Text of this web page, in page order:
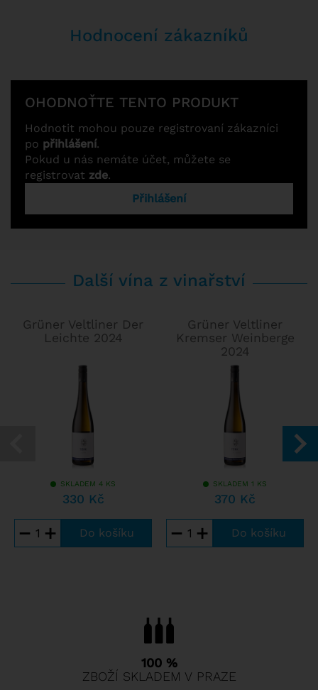
Hodnocení zákazníků
OHODNOŤTE TENTO PRODUKT
Hodnotit mohou pouze registrovaní zákazníci
po přihlášení.
Pokud u nás nemáte účet, můžete se
registrovat zde.
Přihlášení
Další vína z vinařství
Grüner Veltliner Der
Leichte 2024
SKLADEM 4 KS
330 Kč
− +
Grüner Veltliner
Kremser Weinberge
2024
SKLADEM 1 KS
370 Kč
− +
100 %
ZBOŽÍ SKLADEM V PRAZE